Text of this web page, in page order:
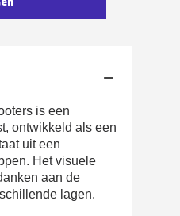
is een
ontwikkeld als een
uit een
Het visuele
aan de
lagen.